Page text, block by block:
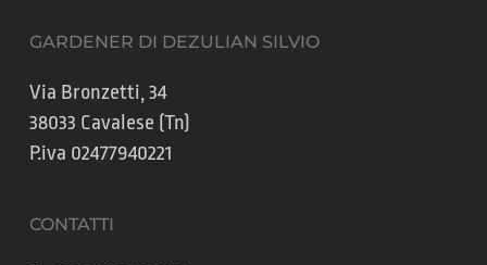
GARDENER DI DEZULIAN SILVIO
Via Bronzetti, 34
38033 Cavalese (Tn)
P.iva 02477940221
CONTATTI